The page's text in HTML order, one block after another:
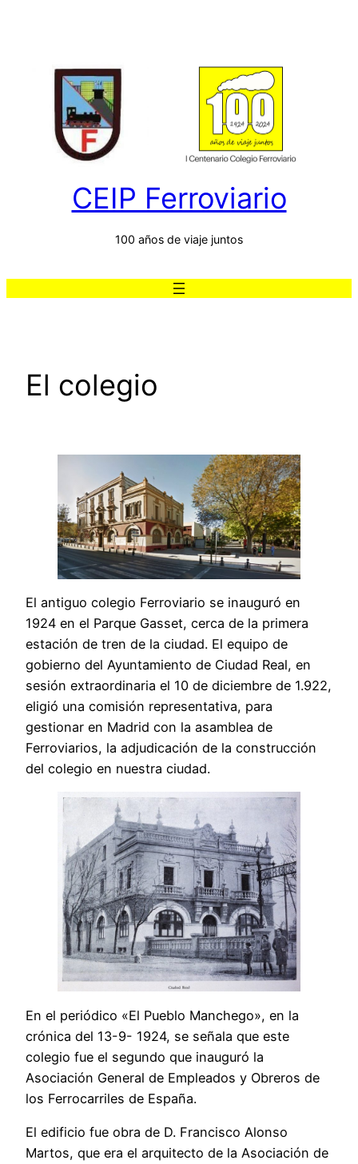
CEIP Ferroviario
100 años de viaje juntos
El colegio
El antiguo colegio Ferroviario se inauguró en
1924 en el Parque Gasset, cerca de la primera
estación de tren de la ciudad. El equipo de
gobierno del Ayuntamiento de Ciudad Real, en
sesión extraordinaria el 10 de diciembre de 1.922,
eligió una comisión representativa, para
gestionar en Madrid con la asamblea de
Ferroviarios, la adjudicación de la construcción
del colegio en nuestra ciudad.
En el periódico «El Pueblo Manchego», en la
crónica del 13-9- 1924, se señala que este
colegio fue el segundo que inauguró la
Asociación General de Empleados y Obreros de
los Ferrocarriles de España.
El edificio fue obra de D. Francisco Alonso
Martos, que era el arquitecto de la Asociación de